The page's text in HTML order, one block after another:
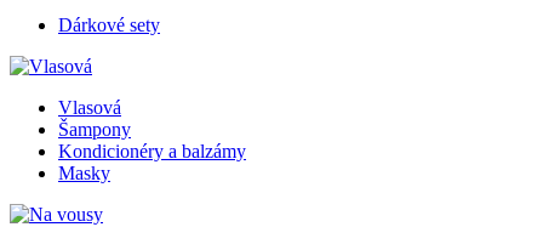
Dárkové sety
Vlasová
Šampony
Kondicionéry a balzámy
Masky